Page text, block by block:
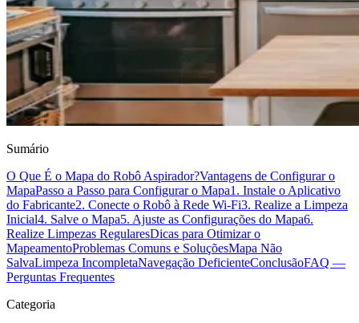
Sumário
O Que É o Mapa do Robô Aspirador?Vantagens de Configurar o
MapaPasso a Passo para Configurar o Mapa1. Instale o Aplicativo
do Fabricante2. Conecte o Robô à Rede Wi-Fi3. Realize a Limpeza
Inicial4. Salve o Mapa5. Ajuste as Configurações do Mapa6.
Realize Limpezas RegularesDicas para Otimizar o
MapeamentoProblemas Comuns e SoluçõesMapa Não
SalvaLimpeza IncompletaNavegação DeficienteConclusãoFAQ —
Perguntas Frequentes
Categoria